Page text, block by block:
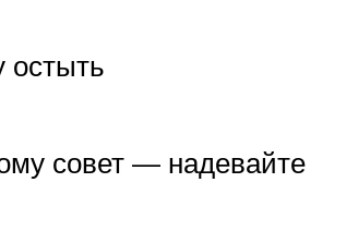
остыть
совет — надевайте